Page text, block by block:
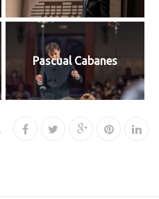
Pascual Cabanes